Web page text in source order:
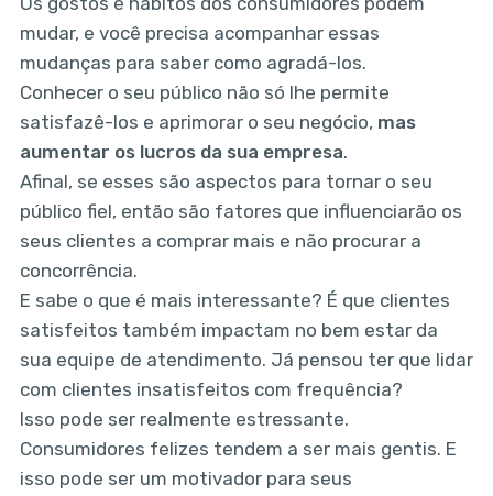
mudar, e você precisa acompanhar essas
mudanças para saber como agradá-los.
Conhecer o seu público não só lhe permite
satisfazê-los e aprimorar o seu negócio, mas
aumentar os lucros da sua empresa.
Afinal, se esses são aspectos para tornar o seu
público fiel, então são fatores que influenciarão os
seus clientes a comprar mais e não procurar a
concorrência. ‌‌
E sabe o que é mais interessante? É que clientes
satisfeitos também impactam no bem estar da
sua equipe de atendimento. Já pensou ter que lidar
com clientes insatisfeitos com frequência?
Isso pode ser realmente estressante.
‌‌Consumidores felizes tendem a ser mais gentis. E
isso pode ser um motivador para seus